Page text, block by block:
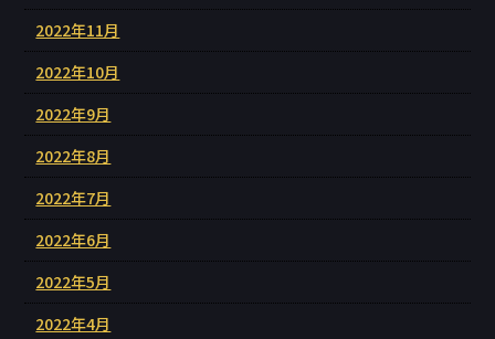
2022年11月
2022年10月
2022年9月
2022年8月
2022年7月
2022年6月
2022年5月
2022年4月